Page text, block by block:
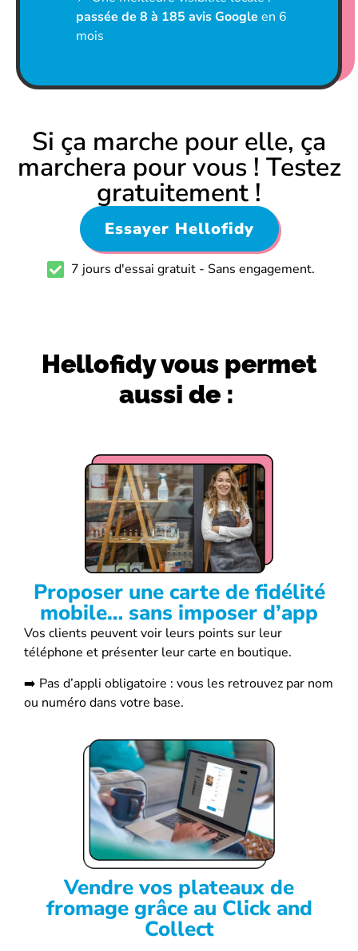
passée de 8 à 185 avis Google en 6
mois
Si ça marche pour elle, ça
marchera pour vous ! Testez
gratuitement !
Essayer Hellofidy
7 jours d'essai gratuit - Sans engagement.
Hellofidy vous permet
aussi de :
Proposer une carte de fidélité
mobile… sans imposer d’app
Vos clients peuvent voir leurs points sur leur
téléphone et présenter leur carte en boutique.
➡️ Pas d’appli obligatoire : vous les retrouvez par nom
ou numéro dans votre base.
Vendre vos plateaux de
fromage grâce au Click and
Collect